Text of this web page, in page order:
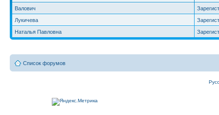
Валович
Лукичева
Наталья Павловна
Список форумов